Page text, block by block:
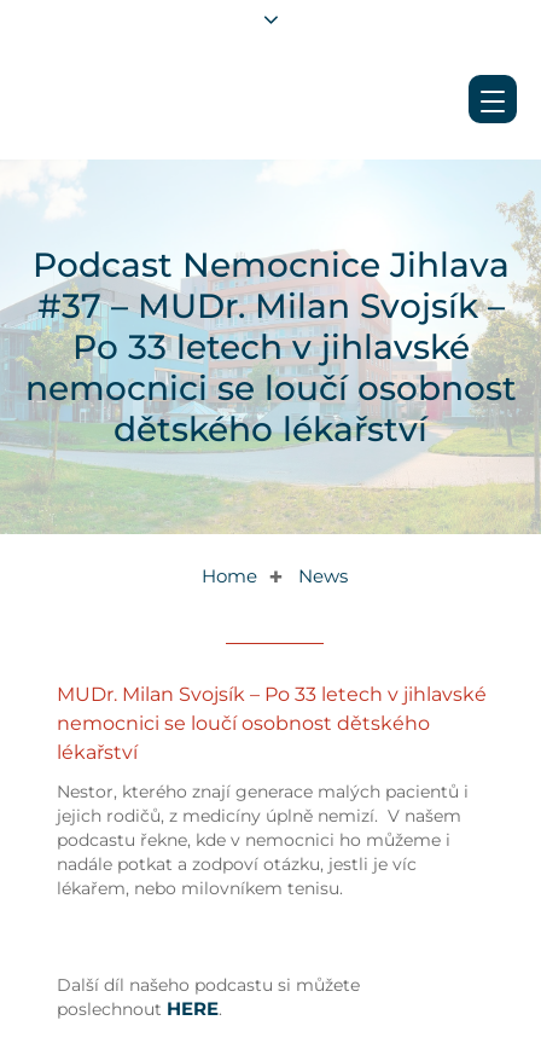
Podcast Nemocnice Jihlava
#37 – MUDr. Milan Svojsík –
Po 33 letech v jihlavské
nemocnici se loučí osobnost
dětského lékařství
Home ✚ News
MUDr. Milan Svojsík – Po 33 letech v jihlavské
nemocnici se loučí osobnost dětského
lékařství
Nestor, kterého znají generace malých pacientů i
jejich rodičů, z medicíny úplně nemizí. V našem
podcastu řekne, kde v nemocnici ho můžeme i
nadále potkat a zodpoví otázku, jestli je víc
lékařem, nebo milovníkem tenisu.
Další díl našeho podcastu si můžete
poslechnout HERE.